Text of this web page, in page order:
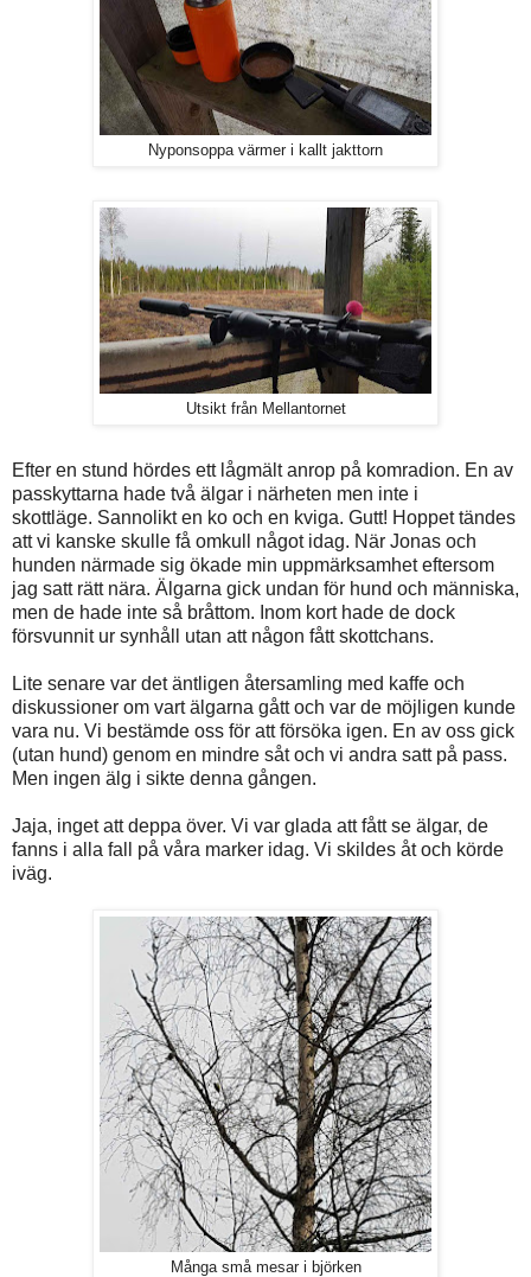
Nyponsoppa värmer i kallt jakttorn
Utsikt från Mellantornet
Efter en stund hördes ett lågmält anrop på komradion. En av
passkyttarna hade två älgar i närheten men inte i
skottläge. Sannolikt en ko och en kviga. Gutt! Hoppet tändes
att vi kanske skulle få omkull något idag. När Jonas och
hunden närmade sig ökade min uppmärksamhet eftersom
jag satt rätt nära. Älgarna gick undan för hund och människa,
men de hade inte så bråttom. Inom kort hade de dock
försvunnit ur synhåll utan att någon fått skottchans.
Lite senare var det äntligen återsamling med kaffe och
diskussioner om vart älgarna gått och var de möjligen kunde
vara nu. Vi bestämde oss för att försöka igen. En av oss gick
(utan hund) genom en mindre såt och vi andra satt på pass.
Men ingen älg i sikte denna gången.
Jaja, inget att deppa över. Vi var glada att fått se älgar, de
fanns i alla fall på våra marker idag. Vi skildes åt och körde
iväg.
Många små mesar i björken